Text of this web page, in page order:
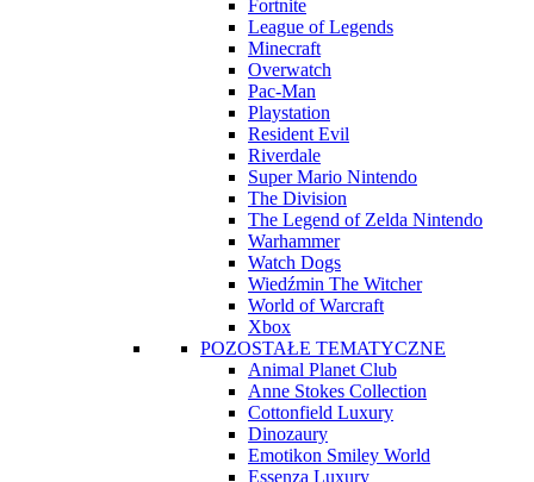
Fortnite
League of Legends
Minecraft
Overwatch
Pac-Man
Playstation
Resident Evil
Riverdale
Super Mario Nintendo
The Division
The Legend of Zelda Nintendo
Warhammer
Watch Dogs
Wiedźmin The Witcher
World of Warcraft
Xbox
POZOSTAŁE TEMATYCZNE
Animal Planet Club
Anne Stokes Collection
Cottonfield Luxury
Dinozaury
Emotikon Smiley World
Essenza Luxury